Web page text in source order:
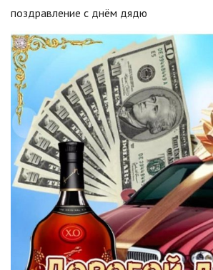
поздравление с днём дядю